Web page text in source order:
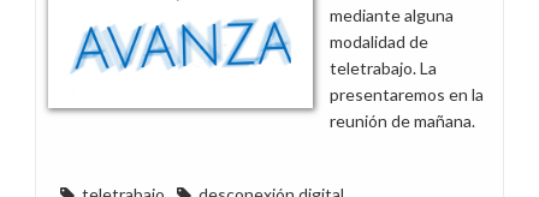
mediante alguna
modalidad de
teletrabajo. La
presentaremos en la
reunión de mañana.